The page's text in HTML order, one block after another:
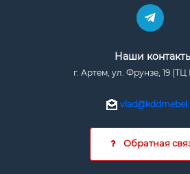
Наши
г. Артем, ул. Фрунзе, 19
Обратная